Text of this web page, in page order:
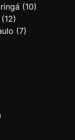
(10)
(12)
(7)